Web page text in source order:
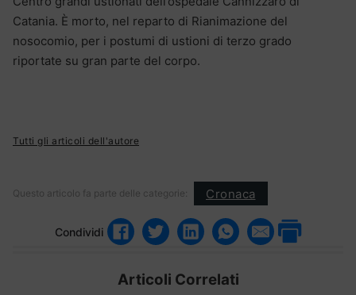
Catania. È morto, nel reparto di Rianimazione del
nosocomio, per i postumi di ustioni di terzo grado
riportate su gran parte del corpo.
Tutti gli articoli dell'autore
Questo articolo fa parte delle categorie: Cronaca
Condividi
Articoli Correlati